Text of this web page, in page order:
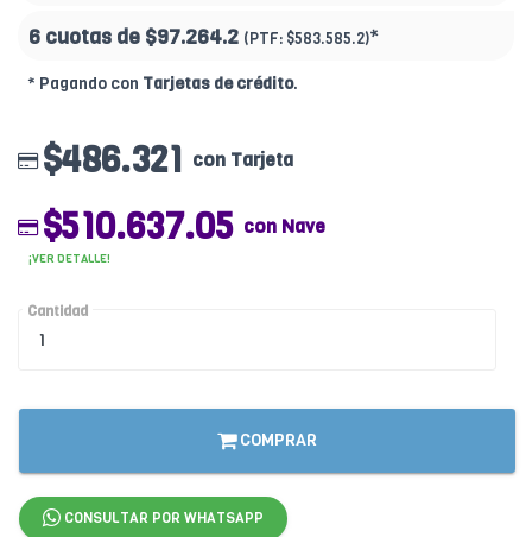
6 cuotas de $97.264.2 (PTF: $583.585.2)*
* Pagando con Tarjetas de crédito.
$486.321 con Tarjeta
$510.637.05 con Nave
¡VER DETALLE!
Cantidad
COMPRAR
CONSULTAR POR WHATSAPP